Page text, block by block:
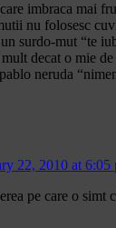
imbraca mai
nu folosesc
surdo-mut “te
decat o mie
neruda
22, 2010 at 6:05
pe care o simt